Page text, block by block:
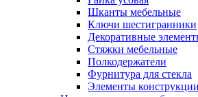
Шканты мебельные
Ключи шестигранники
Декоративные
Стяжки мебельные
Полкодержатели
Фурнитура для стекла
Элементы